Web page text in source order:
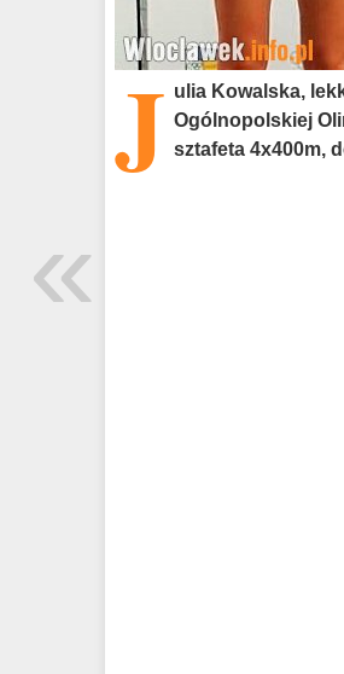
J ulia Kowalska,
Ogólnopolskiej
sztafeta 4x400m,
«